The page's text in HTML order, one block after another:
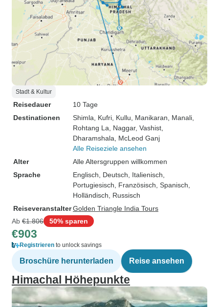
Stadt & Kultur
Reisedauer
10 Tage
Destinationen
Shimla , Kufri , Kullu , Manikaran , Manali
Rohtang La , Naggar, Vashist
Dharamshala , McLeod Ganj
Alle Reiseziele ansehen
Alter
Alle Altersgruppen willkommen
Sprache
Englisch, Deutsch, Italienisch,
Portugiesisch, Französisch, Spanisch,
Holländisch, Russisch
ReiseveranstalterGolden Triangle India Tours
Ab €1.806 50% sparen
€903
Registrieren to unlock savings
Broschüre herunterladen Reise ansehen
Himachal Höhepunkte